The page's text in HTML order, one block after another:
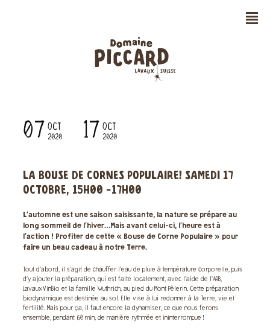
n
07 OCT
2020 17 OCT
2020
LA BOUSE DE CORNES POPULAIRE! SAMEDI 17
OCTOBRE, 15H00 -17H00
L’automne est une saison saisissante, la nature se prépare au
long sommeil de l’hiver…Mais avant celui-ci, l’heure est à
l’action ! Profiter de cette « Bouse de Corne Populaire » pour
faire un beau cadeau à notre Terre.
Tout d’abord, il s’agit de chauffer l’eau de pluie à température corporelle, puis
d’y ajouter la préparation, qui est faite localement, avec l’aide de l’ARB,
LavauxVinBio et la famille Wuthrich, au pied du Mont Pèlerin. Cette préparation
biodynamique est destinée au sol. Elle vise à lui redonner à la Terre, vie et
fertilité. Mais pour ça, il faut encore la dynamiser, ce que nous ferons
ensemble, pendant 60 min, de manière rythmée et ininterrompue !